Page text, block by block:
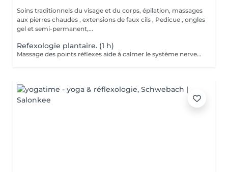
Soins traditionnels du visage et du corps, épilation, massages
aux pierres chaudes , extensions de faux cils , Pedicue , ongles
gel et semi-permanent,...
Refexologie plantaire. (1 h)
Massage des points réflexes aide à calmer le système nerveux et favorise une profonde détente Effets: -s'endormir plus facilement -réduire les réveil nocturnes -Atténue les maux de tête, les tensions musculaires, les douleurs liées au stress -Elimine les toxines -Réduit la sensation de jambes lourdes -Stimule la digestion, le système immunitaire ainsi que l'équilibre hormonal Les effets varient selon les personnes et les besoins à traiter A faire seul, en cure ou avec un soin "énergétique Lahochi"